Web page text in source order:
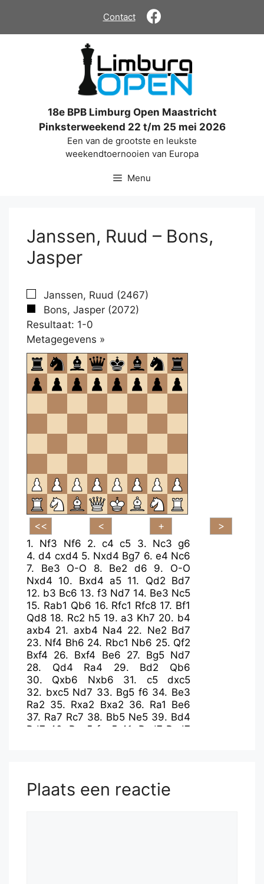
de
Contact
18e BPB Limburg Open Maastricht
Pinksterweekend 22 t/m 25 mei 2026
Een van de grootste en leukste
weekendtoernooien van Europa
Menu
Janssen, Ruud – Bons,
Jasper
Janssen, Ruud (2467)
Bons, Jasper (2072)
Resultaat: 1-0
Metagegevens »
om
te
openen.
1. Nf3 Nf6 2. c4 c5 3. Nc3 g6
4.d4 cxd4 5. Nxd4 Bg7 6. e4 Nc6
7. Be3 O-O 8. Be2 d6 9. O-O
Nxd4 10. Bxd4 a5 11. Qd2 Bd7
12. b3 Bc6 13. f3 Nd7 14. Be3 Nc5
15. Rab1 Qb6 16. Rfc1 Rfc8 17. Bf1
Qd8 18. Rc2 h5 19. a3 Kh7 20. b4
axb4 21. axb4 Na4 22. Ne2 Bd7
23. Nf4 Bh6 24. Rbc1 Nb6 25. Qf2
Bxf4 26. Bxf4 Be6 27. Bg5 Nd7
28. Qd4 Ra4 29. Bd2
Qb6
30. Qxb6 Nxb6 31. c5
dxc5
32. bxc5 Nd7 33. Bg5 f6 34. Be3
Ra2 35. Rxa2 Bxa2 36. Ra1 Be6
37. Ra7 Rc7 38. Bb5 Ne5 39. Bd4
Bd7
40. Bxe5 fxe5 41. Bxd7 Rxd7
Plaats een reactie